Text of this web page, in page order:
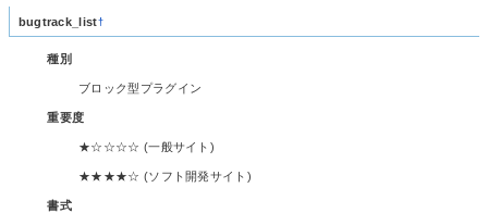
bugtrack_list†
種別
ブロック型プラグイン
重要度
★☆☆☆☆ (一般サイト)
★★★★☆ (ソフト開発サイト)
書式